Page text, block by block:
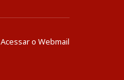
Acessar o Webmail